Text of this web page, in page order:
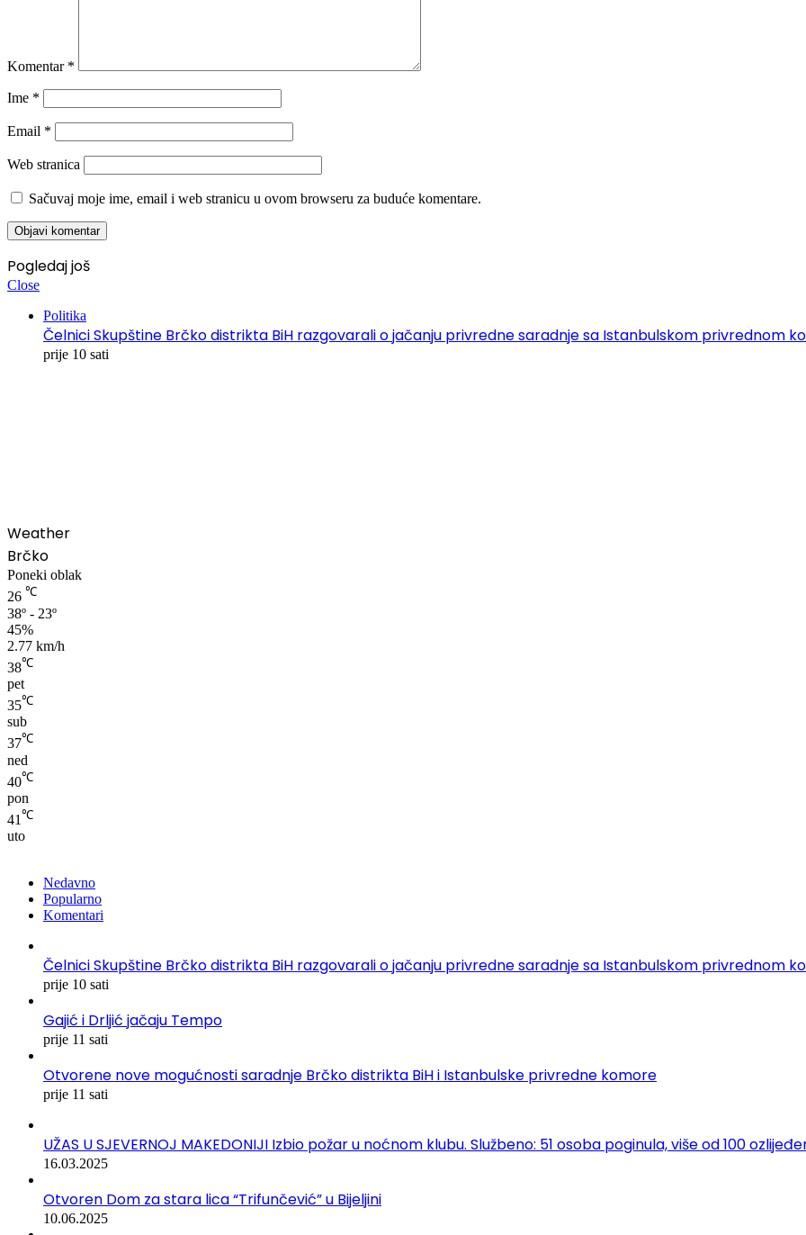
Komentar *
Ime *
Email *
Web stranica
Sačuvaj moje ime, email i web stranicu u ovom browseru za buduće komentare.
Pogledaj još
Close
Politika
Čelnici Skupštine Brčko distrikta BiH razgovarali o jačanju privredne saradnje sa Istanbulskom privrednom
prije 10 sati
Weather
Brčko
Poneki oblak
26 ℃
38º - 23º
45%
2.77 km/h
38℃
pet
35℃
sub
37℃
ned
40℃
pon
41 ℃
uto
Nedavno
Popularno
Komentari
Čelnici Skupštine Brčko distrikta BiH razgovarali o jačanju privredne saradnje sa Istanbulskom privrednom
prije 10 sati
Gajić i Drljić jačaju Tempo
prije 11 sati
Otvorene nove mogućnosti saradnje Brčko distrikta BiH i Istanbulske privredne komore
prije 11 sati
UŽAS U SJEVERNOJ MAKEDONIJI Izbio požar u noćnom klubu. Službeno: 51 osoba poginula, više od 100
16.03.2025
Otvoren Dom za stara lica “Trifunčević” u Bijeljini
10.06.2025